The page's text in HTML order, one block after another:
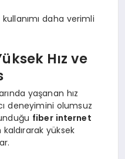
daha verimli
Hız ve
yaşanan hız
deneyimini olumsuz
fiber internet
yüksek